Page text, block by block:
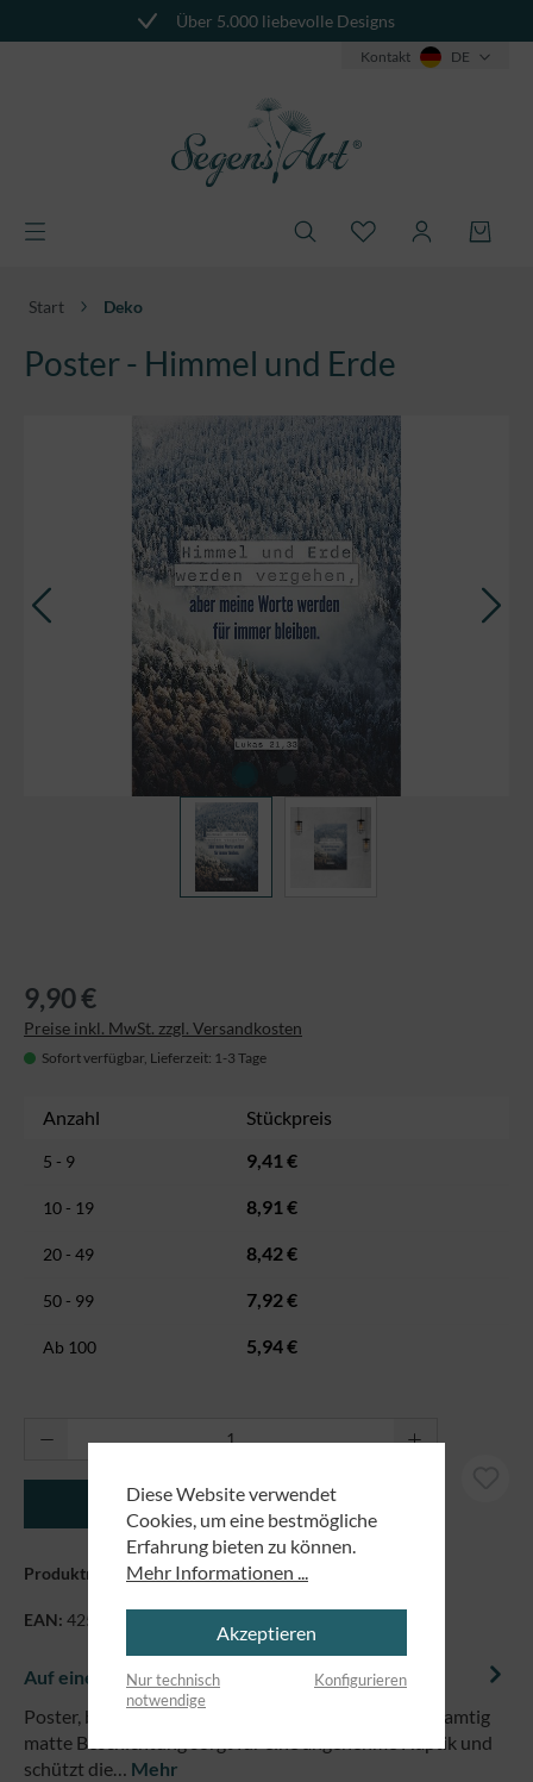
Über 5.000 liebevolle Designs
Kontakt DE
Start Deko
Poster - Himmel und Erde
Bildergalerie überspringen
9,90 €
Preise inkl. MwSt. zzgl. Versandkosten
Sofort verfügbar, Lieferzeit: 1-3 Tage
Anzahl Stückpreis
5 - 9 9,41 €
10 - 19 8,91 €
20 - 49 8,42 €
50 - 99 7,92 €
Ab 100 5,94 €
Produkt Anzahl: Gib den gewünschten
In den Warenkorb
Produktnummer:89170053
EAN: 4250479865860
Auf einem Blick
Poster, bunt, im Format DIN A3 (29,7 x 42 cm)Eine samtig
matte Beschichtung sorgt für eine angenehme Haptik und
schützt die… Mehr
Diese Website verwendet
Cookies, um eine bestmögliche
Erfahrung bieten zu können.
Mehr Informationen ...
Akzeptieren
Nur technisch
notwendige
Konfigurieren